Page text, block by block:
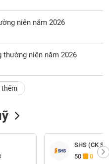
niên năm 2026
niên năm 2026
thêm
SHS (CK
50
0